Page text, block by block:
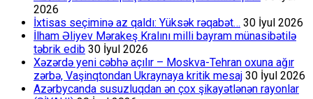
2026
İxtisas seçiminə az qaldı: Yüksək rəqabət… 30 İyul 2026
İlham Əliyev Mərakeş Kralını milli bayram münasibətilə
təbrik edib 30 İyul 2026
Xəzərdə yeni cəbhə açılır – Moskva-Tehran oxuna ağır
zərbə, Vaşinqtondan Ukraynaya kritik mesaj 30 İyul 2026
Azərbycanda susuzluqdan ən çox şikayətlənən rayonlar